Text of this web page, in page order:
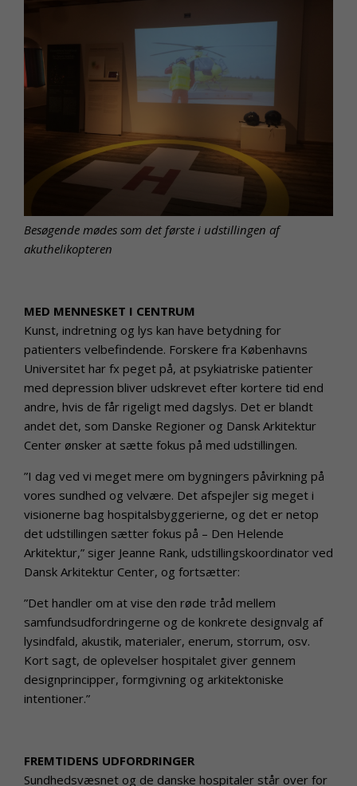
Besøgende mødes som det første i udstillingen af
akuthelikopteren
MED MENNESKET I CENTRUM
Kunst, indretning og lys kan have betydning for
patienters velbefindende. Forskere fra Københavns
Universitet har fx peget på, at psykiatriske patienter
med depression bliver udskrevet efter kortere tid end
andre, hvis de får rigeligt med dagslys. Det er blandt
andet det, som Danske Regioner og Dansk Arkitektur
Center ønsker at sætte fokus på med udstillingen.
”I dag ved vi meget mere om bygningers påvirkning på
vores sundhed og velvære. Det afspejler sig meget i
visionerne bag hospitalsbyggerierne, og det er netop
det udstillingen sætter fokus på – Den Helende
Arkitektur,” siger Jeanne Rank, udstillingskoordinator ved
Dansk Arkitektur Center, og fortsætter:
”Det handler om at vise den røde tråd mellem
samfundsudfordringerne og de konkrete designvalg af
lysindfald, akustik, materialer, enerum, storrum, osv.
Kort sagt, de oplevelser hospitalet giver gennem
designprincipper, formgivning og arkitektoniske
intentioner.”
FREMTIDENS UDFORDRINGER
Sundhedsvæsnet og de danske hospitaler står over for